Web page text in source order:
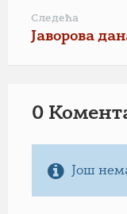
Следећа
Јаворова
0
Још